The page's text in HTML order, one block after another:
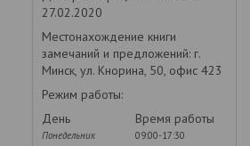
27.02.2020
Местонахождение книги
замечаний и предложений: г.
Минск, ул. Кнорина, 50, офис 423
Режим работы:
День
Время работы
Понедельник
09:00-17:30